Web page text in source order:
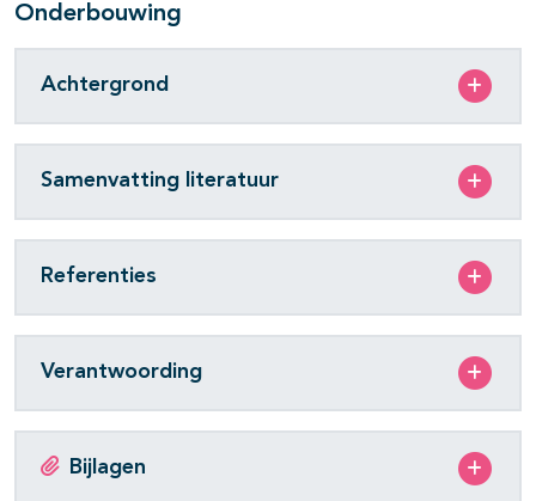
Onderbouwing
Achtergrond
Samenvatting literatuur
Referenties
Verantwoording
Bijlagen